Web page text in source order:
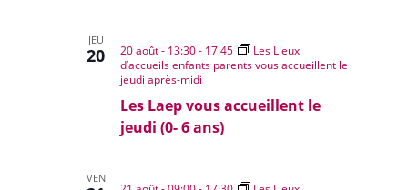
JEU
20
Les Laep vous accueillent le
jeudi (0- 6 ans)
20 août - 13:30- 17:45
Les Lieux
d’accueils enfants parents vous accueillent le
jeudi après-midi
VEN